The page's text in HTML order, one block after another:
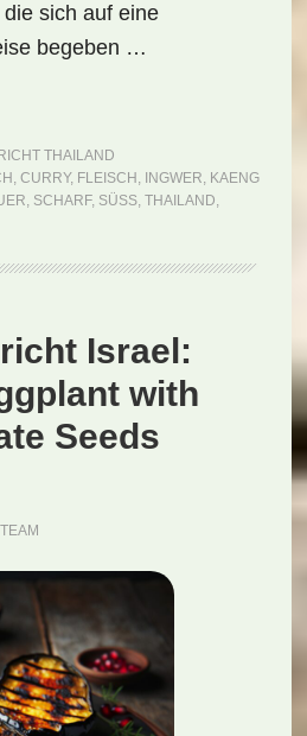
sich auf eine
begeben …
THAILAND
, CURRY, FLEISCH , INGWER, KAENG
, SCHARF, SÜSS , THAILAND,
Israel:
with
Seeds